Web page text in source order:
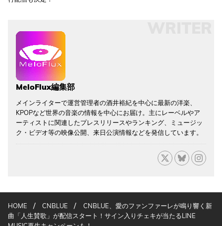
MeloFlux編集部
メインライターで運営管理者の酒井裕紀を中心に最新の洋楽、
KPOPなど世界の音楽の情報を中心にお届け。主にレーベルやア
ーティストに関連したプレスリリースやランキング、ミュージッ
ク・ビデオ等の映像公開、来日公演情報などを発信しています。
HOME / CNBLUE /
CNBLUE、愛のファンファーレが鳴り響く新
曲「人生賛歌」が配信スタート！サイン入りチェキが当たるLINE